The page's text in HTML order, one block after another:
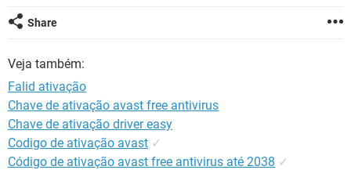
OUTLOOK
GUIA DE COMPRAS
Share
Veja também:
Falid ativação
Chave de ativação avast free antivirus
Chave de ativação driver easy
Codigo de ativação avast ✓
Código de ativação avast free antivirus até 2038 ✓